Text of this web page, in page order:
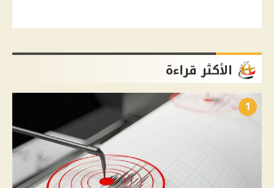
الأكثر قراءة
1